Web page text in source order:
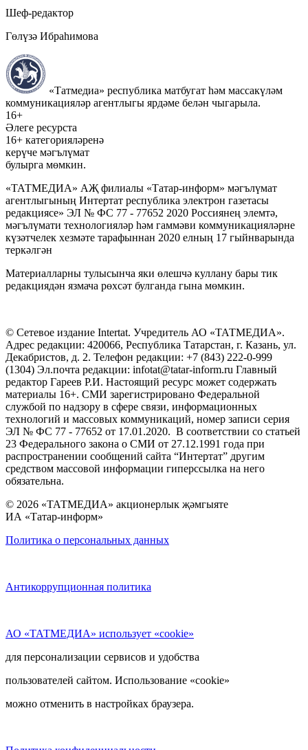
Шеф-редактор
Гөлүзә Ибраһимова
«Татмедиа» республика матбугат һәм массакүләм
коммуникацияләр агентлыгы ярдәме белән чыгарыла.
16+
Әлеге ресурста
16+ категорияләренә
керүче мәгълүмат
булырга мөмкин.
«ТАТМЕДИА» АҖ филиалы «Татар-информ» мәгълүмат
агентлыгының Интертат республика электрон газетасы
редакциясе» ЭЛ № ФС 77 - 77652 2020 Россиянең элемтә,
мәгълүмати технологияләр һәм гаммәви коммуникацияләрне
күзәтчелек хезмәте тарафыннан 2020 елның 17 гыйнварында
теркәлгән
Материалларны тулысынча яки өлешчә куллану бары тик
редакциядән язмача рөхсәт булганда гына мөмкин.
© Сетевое издание Intertat. Учредитель АО «ТАТМЕДИА».
Адрес редакции: 420066, Республика Татарстан, г. Казань, ул.
Декабристов, д. 2. Телефон редакции: +7 (843) 222-0-999
(1304) Эл.почта редакции: infotat@tatar-inform.ru Главный
редактор Гареев Р.И. Настоящий ресурс может содержать
материалы 16+. СМИ зарегистрировано Федеральной
службой по надзору в сфере связи, информационных
технологий и массовых коммуникаций, номер записи серия
ЭЛ № ФС 77 - 77652 от 17.01.2020. В соответствии со статьей
23 Федерального закона о СМИ от 27.12.1991 года при
распространении сообщений сайта “Интертат” другим
средством массовой информации гиперссылка на него
обязательна.
© 2026 «ТАТМЕДИА» акционерлык җәмгыяте
ИА «Татар-информ»
Политика о персональных данных
Антикоррупционная политика
АО «ТАТМЕДИА» использует «cookie»
для персонализации сервисов и удобства
пользователей сайтом. Использование «cookie»
можно отменить в настройках браузера.